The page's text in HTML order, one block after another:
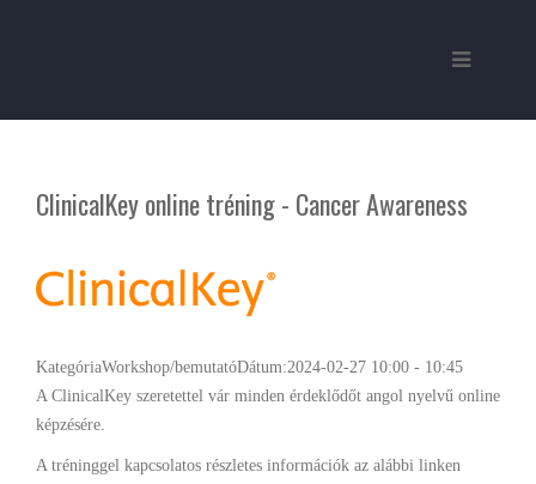
ClinicalKey online tréning - Cancer Awareness
KategóriaWorkshop/bemutatóDátum:2024-02-27 10:00 - 10:45
A ClinicalKey szeretettel vár minden érdeklődőt angol nyelvű online
képzésére.
A tréninggel kapcsolatos részletes információk az alábbi linken